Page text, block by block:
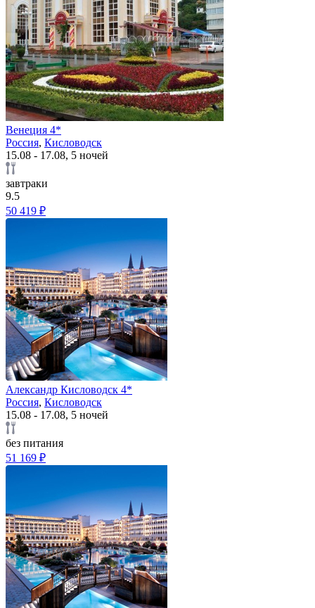
Венеция 4*
Россия, Кисловодск
15.08 - 17.08, 5 ночей
завтраки
9.5
50 419 ₽
Александр Кисловодск 4*
Россия, Кисловодск
15.08 - 17.08, 5 ночей
без питания
51 169 ₽